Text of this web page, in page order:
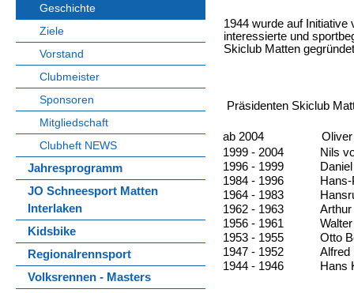
Geschichte
Ziele
Vorstand
Clubmeister
Sponsoren
Mitgliedschaft
Clubheft NEWS
Jahresprogramm
JO Schneesport Matten
Interlaken
Kidsbike
Regionalrennsport
Volksrennen - Masters
1944 wurde auf Initiative
interessierte und
Skiclub Matten
Präsidenten Skiclub
ab 2004
1999 - 2004
Nils
1996 - 1999
1984 - 1996
1964 - 1983
1962 - 1963
1956 - 1961
1953 - 1955
Otto
1947 - 1952
Alfred
1944 - 1946
Hans